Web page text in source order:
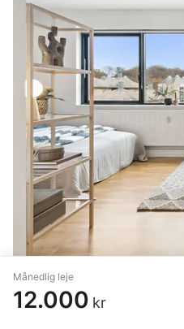
Månedlig leje
12.000 kr
1 vær. lejlighed på 44 m²